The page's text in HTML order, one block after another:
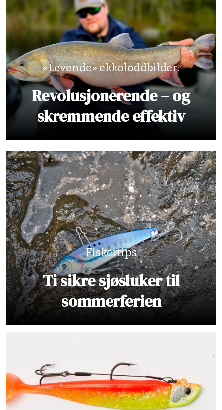
«Levende» ekkoloddbilder:
Revolusjonerende – og
skremmende effektiv
Fiskertips
Ti sikre sjøsluker til
sommerferien